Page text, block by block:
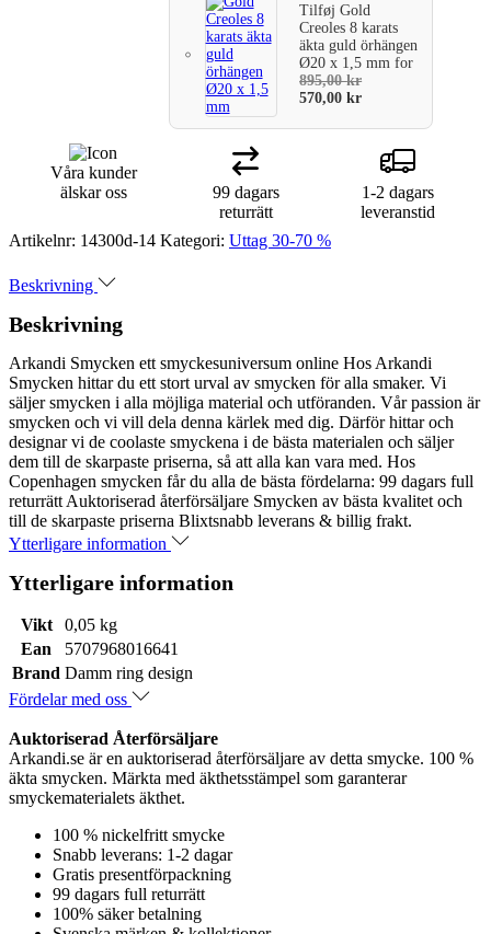
TilføjGold
Creoles 8 karats
äkta guld örhängen
Ø20 x 1,5 mmfor
895,00kr
570,00kr
Våra kunder
älskar oss
99 dagars
returrätt
1-2 dagars
leveranstid
Artikelnr: 14300d-14 Kategori: Uttag 30-70 %
Beskrivning
Beskrivning
Arkandi Smycken ett smyckesuniversum online Hos Arkandi
Smycken hittar du ett stort urval av smycken för alla smaker. Vi
säljer smycken i alla möjliga material och utföranden. Vår passion är
smycken och vi vill dela denna kärlek med dig. Därför hittar och
designar vi de coolaste smyckena i de bästa materialen och säljer
dem till de skarpaste priserna, så att alla kan vara med. Hos
Copenhagen smycken får du alla de bästa fördelarna: 99 dagars full
returrätt Auktoriserad återförsäljare Smycken av bästa kvalitet och
till de skarpaste priserna Blixtsnabb leverans & billig frakt.
Ytterligare information
Ytterligare information
Vikt
0,05 kg
Ean
5707968016641
Brand Damm ring design
Fördelar med oss
Auktoriserad Återförsäljare
Arkandi.se är en auktoriserad återförsäljare av detta smycke. 100 %
äkta smycken. Märkta med äkthetsstämpel som garanterar
smyckematerialets äkthet.
100 % nickelfritt smycke
Snabb leverans: 1-2 dagar
Gratis presentförpackning
99 dagars full returrätt
100% säker betalning